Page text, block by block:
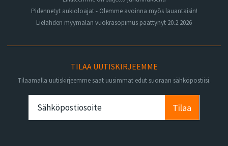
Pidennetyt aukioloajat - Olemme avoinna myös lauantaisin!
Lielahden myymälän vuokrasopimus päättynyt 20.2.2026
TILAA UUTISKIRJEEMME
Tilaamalla uutiskirjeemme saat uusimmat edut suoraan sähköpostiisi.
Tilaa